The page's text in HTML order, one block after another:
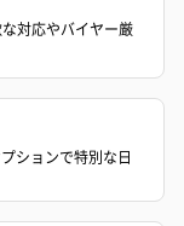
対応やバイヤー厳
ションで特別な日